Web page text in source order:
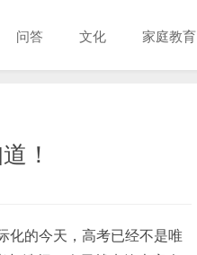
问答 文化 家庭教育
！
化的今天，高考已经不是唯